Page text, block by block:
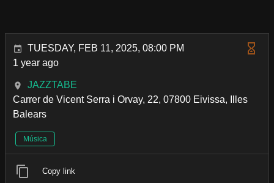
TUESDAY, FEB 11, 2025, 08:00 PM
1 year ago
JAZZTABE
Carrer de Vicent Serra i Orvay, 22, 07800 Eivissa, Illes
Balears
Música
Copy link